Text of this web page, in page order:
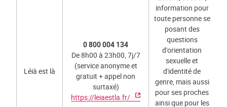
Léià est là
0 800 004 134
De 8h00 à 23h00, 7j/7
(service anonyme et
gratuit + appel non
surtaxé)
https://leiaestla.fr/
information pour
toute personne se
posant des
questions
d'orientation
sexuelle et
d'identité de
genre, mais aussi
pour ses proches
ainsi que pour les